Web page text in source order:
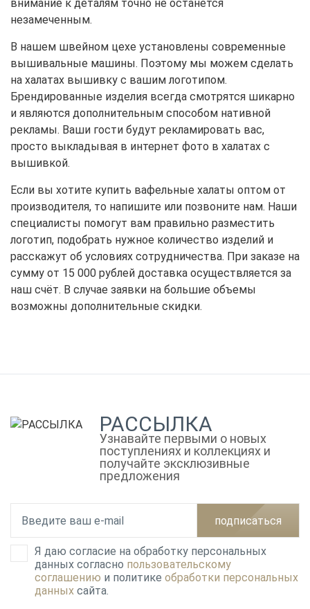
внимание к деталям точно не останется
незамеченным.
В нашем швейном цехе установлены современные
вышивальные машины. Поэтому мы можем сделать
на халатах вышивку с вашим логотипом.
Брендированные изделия всегда смотрятся шикарно
и являются дополнительным способом нативной
рекламы. Ваши гости будут рекламировать вас,
просто выкладывая в интернет фото в халатах с
вышивкой.
Если вы хотите купить вафельные халаты оптом от
производителя, то напишите или позвоните нам. Наши
специалисты помогут вам правильно разместить
логотип, подобрать нужное количество изделий и
расскажут об условиях сотрудничества. При заказе на
сумму от 15 000 рублей доставка осуществляется за
наш счёт. В случае заявки на большие объемы
возможны дополнительные скидки.
РАССЫЛКА
Узнавайте первыми о новых
поступлениях и коллекциях и
получайте эксклюзивные
предложения
подписаться
Я даю согласие на обработку персональных
данных согласно пользовательскому
соглашению и политике обработки персональных
данных сайта.